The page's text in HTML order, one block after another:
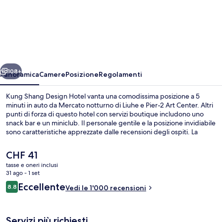
Avanti
108+
PanoramicaCamerePosizioneRegolamenti
Kung Shang Design Hotel vanta una comodissima posizione a 5
minuti in auto da Mercato notturno di Liuhe e Pier-2 Art Center. Altri
punti di forza di questo hotel con servizi boutique includono uno
snack bar e un miniclub. Il personale gentile e la posizione invidiabile
sono caratteristiche apprezzate dalle recensioni degli ospiti. La
Stazione metro di Formosa Boulevard si trova a 4 min a piedi e
Stazione di Sinyi Elementary School a 12.
Il
prezzo
attuale
è
CHF 41
CHF 41
tasse e oneri inclusi
31 ago - 1 set
Recensioni
8.88.8 su 10
EccellenteVedi le 1'000 recensioni